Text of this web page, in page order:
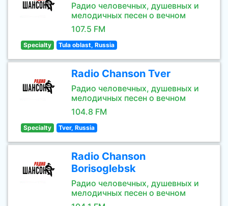
Радио человечных, душевных и
мелодичных песен о вечном
107.5 FM
Specialty Tula oblast, Russia
Radio Chanson Tver
Радио человечных, душевных и
мелодичных песен о вечном
104.8 FM
Specialty Tver, Russia
Radio Chanson
Borisoglebsk
Радио человечных, душевных и
мелодичных песен о вечном